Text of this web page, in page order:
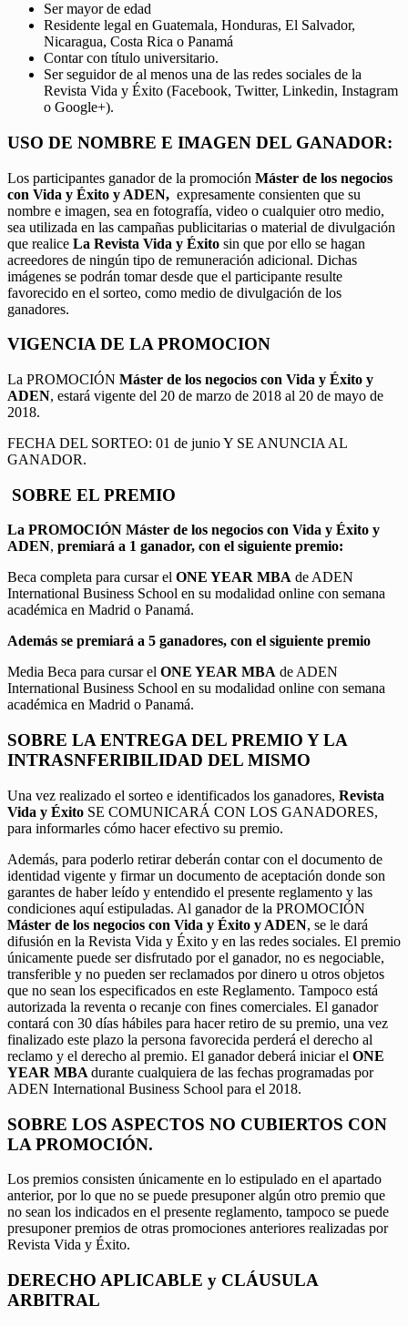
Ser mayor de edad
Residente legal en Guatemala, Honduras, El Salvador,
Nicaragua, Costa Rica o Panamá
Contar con título universitario.
Ser seguidor de al menos una de las redes sociales de la
Revista Vida y Éxito (Facebook, Twitter, Linkedin, Instagram
o Google+).
USO DE NOMBRE E IMAGEN DEL GANADOR:
Los participantes ganador de la promoción Máster de los negocios
con Vida y Éxito y ADEN, expresamente consienten que su
nombre e imagen, sea en fotografía, video o cualquier otro medio,
sea utilizada en las campañas publicitarias o material de divulgación
que realice La Revista Vida y Éxito sin que por ello se hagan
acreedores de ningún tipo de remuneración adicional. Dichas
imágenes se podrán tomar desde que el participante resulte
favorecido en el sorteo, como medio de divulgación de los
ganadores.
VIGENCIA DE LA PROMOCION
La PROMOCIÓN Máster de los negocios con Vida y Éxito y
ADEN, estará vigente del 20 de marzo de 2018 al 20 de mayo de
2018.
FECHA DEL SORTEO: 01 de junio Y SE ANUNCIA AL
GANADOR.
SOBRE EL PREMIO
La PROMOCIÓN Máster de los negocios con Vida y Éxito y
ADEN, premiará a 1 ganador, con el siguiente premio:
Beca completa para cursar el ONE YEAR MBA de ADEN
International Business School en su modalidad online con semana
académica en Madrid o Panamá.
Además se premiará a 5 ganadores, con el siguiente premio
Media Beca para cursar el ONE YEAR MBA de ADEN
International Business School en su modalidad online con semana
académica en Madrid o Panamá.
SOBRE LA ENTREGA DEL PREMIO Y LA
INTRASNFERIBILIDAD DEL MISMO
Una vez realizado el sorteo e identificados los ganadores, Revista
Vida y Éxito SE COMUNICARÁ CON LOS GANADORES,
para informarles cómo hacer efectivo su premio.
Además, para poderlo retirar deberán contar con el documento de
identidad vigente y firmar un documento de aceptación donde son
garantes de haber leído y entendido el presente reglamento y las
condiciones aquí estipuladas. Al ganador de la PROMOCIÓN
Máster de los negocios con Vida y Éxito y ADEN, se le dará
difusión en la Revista Vida y Éxito y en las redes sociales. El premio
únicamente puede ser disfrutado por el ganador, no es negociable,
transferible y no pueden ser reclamados por dinero u otros objetos
que no sean los especificados en este Reglamento. Tampoco está
autorizada la reventa o recanje con fines comerciales. El ganador
contará con 30 días hábiles para hacer retiro de su premio, una vez
finalizado este plazo la persona favorecida perderá el derecho al
reclamo y el derecho al premio. El ganador deberá iniciar el ONE
YEAR MBA durante cualquiera de las fechas programadas por
ADEN International Business School para el 2018.
SOBRE LOS ASPECTOS NO CUBIERTOS CON
LA PROMOCIÓN.
Los premios consisten únicamente en lo estipulado en el apartado
anterior, por lo que no se puede presuponer algún otro premio que
no sean los indicados en el presente reglamento, tampoco se puede
presuponer premios de otras promociones anteriores realizadas por
Revista Vida y Éxito.
DERECHO APLICABLE y CLÁUSULA
ARBITRAL